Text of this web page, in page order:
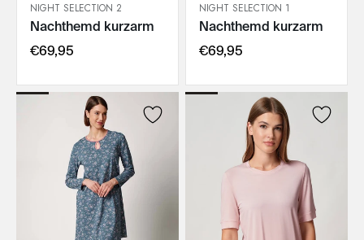
IN DEN WARENKORB
NIGHT SELECTION 2
Nachthemd kurzarm
€69,95
IN DEN WARENKORB
NIGHT SELECTION 1
Nachthemd kurzarm
€69,95